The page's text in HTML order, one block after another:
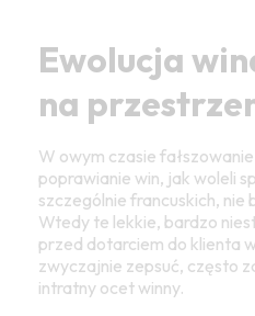
Ewolucja
na
W owym czasie
poprawianie win, jak woleli
szczególnie francuskich, nie
Wtedy te lekkie, bardzo
przed dotarciem do klienta
zwyczajnie zepsuć, często
intratny ocet winny.